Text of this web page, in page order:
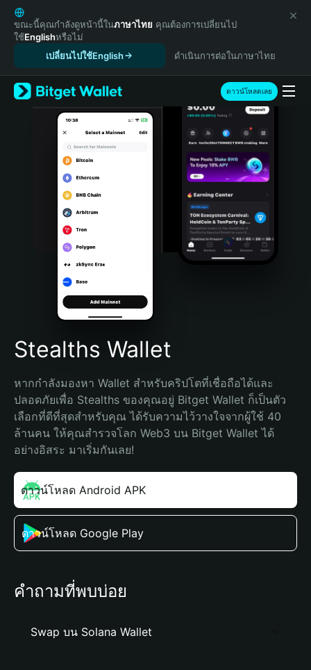
English
日本語
Tiếng Việt
Español (Latinoamérica)
Türkçe
Italiano
Português (Portugal)
Bahasa Indonesia
Português (Brasil)
Español (Argentina)
ขณะนี้คุณกำลังดูหน้านี้ในภาษาไทย คุณต้องการเปลี่ยนไป
ใช้Englishหรือไม่
เปลี่ยนไปใช้English
ดำเนินการต่อในภาษาไทย
ดาวน์โหลดเลย
Stealths Wallet
หากกำลังมองหา Wallet สำหรับคริปโตที่เชื่อถือได้และ
ปลอดภัยเพื่อ Stealths ของคุณอยู่ Bitget Wallet ก็เป็นตัว
เลือกที่ดีที่สุดสำหรับคุณ ได้รับความไว้วางใจจากผู้ใช้ 40
ล้านคน ให้คุณสำรวจโลก Web3 บน Bitget Wallet ได้
อย่างอิสระ มาเริ่มกันเลย!
ดาวน์โหลด Android APK
ดาวน์โหลด Google Play
คำถามที่พบบ่อย
Swap บน Solana Wallet